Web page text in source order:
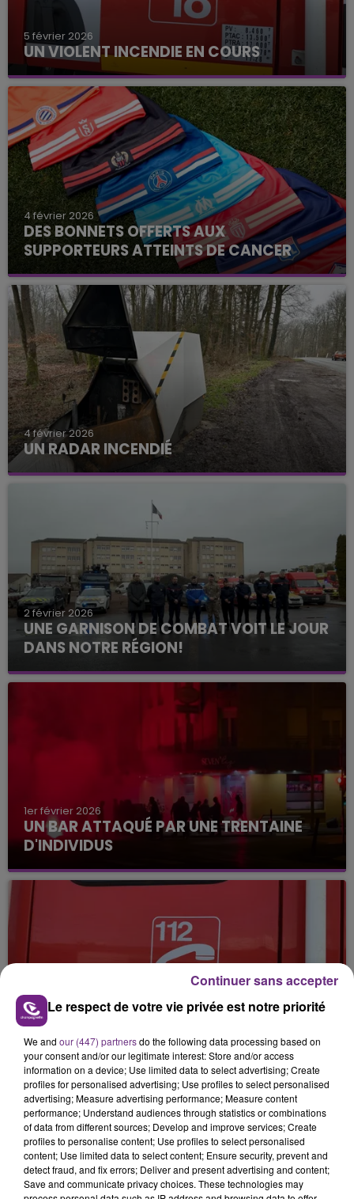
5 février 2026
UN VIOLENT INCENDIE EN COURS
4 février 2026
DES BONNETS OFFERTS AUX
SUPPORTEURS ATTEINTS DE CANCER
4 février 2026
UN RADAR INCENDIÉ
2 février 2026
UNE GARNISON DE COMBAT VOIT LE JOUR
DANS NOTRE RÉGION!
1er février 2026
UN BAR ATTAQUÉ PAR UNE TRENTAINE
D'INDIVIDUS
24 janvier 2026
UN HOMME EN ARRÊT CARDIAQUE
SECOURU PAR UNE INFIRMIÈRE SUR LE...
Le respect de votre vie privée est notre priorité
We and our (447) partnersdo the following data processing based on
your consent and/or our legitimate interest: Store and/or access
information on a device; Use limited data to select advertising; Create
profiles for personalised advertising; Use profiles to select personalised
advertising; Measure advertising performance; Measure content
performance; Understand audiences through statistics or combinations
of data from different sources; Develop and improve services; Create
profiles to personalise content; Use profiles to select personalised
content; Use limited data to select content; Ensure security, prevent and
detect fraud, and fix errors; Deliver and present advertising and content;
Save and communicate privacy choices. These technologies may
Continuer sans accepter